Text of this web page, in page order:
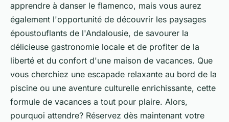
apprendre à danser le flamenco, mais vous aurez
également l'opportunité de découvrir les paysages
époustouflants de l'Andalousie, de savourer la
délicieuse gastronomie locale et de profiter de la
liberté et du confort d'une maison de vacances. Que
vous cherchiez une escapade relaxante au bord de la
piscine ou une aventure culturelle enrichissante, cette
formule de vacances a tout pour plaire. Alors,
pourquoi attendre? Réservez dès maintenant votre